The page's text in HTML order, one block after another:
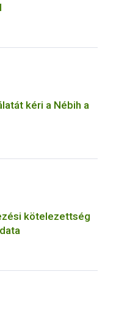
kéri a Nébih a
kötelezettség